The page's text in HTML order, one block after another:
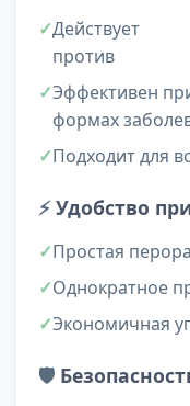
Действует
против
Эффективен
формах
Подходит для
⚡ Удобство
Простая
Однократное
Экономичная
🛡️